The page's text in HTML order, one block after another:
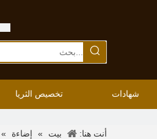
شهادات تخصيص الثريا
أنت هنا: بيت » إضاءة »